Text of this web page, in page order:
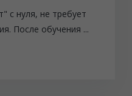
с нуля, не требует
После обучения ...